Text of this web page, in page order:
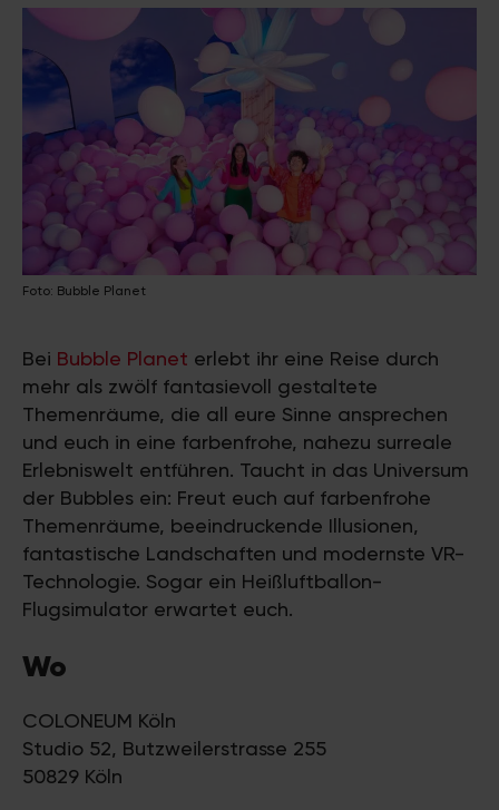
Foto: Bubble Planet
Bei Bubble Planet erlebt ihr eine Reise durch
mehr als zwölf fantasievoll gestaltete
Themenräume, die all eure Sinne ansprechen
und euch in eine farbenfrohe, nahezu surreale
Erlebniswelt entführen. Taucht in das Universum
der Bubbles ein: Freut euch auf farbenfrohe
Themenräume, beeindruckende Illusionen,
fantastische Landschaften und modernste VR-
Technologie. Sogar ein Heißluftballon-
Flugsimulator erwartet euch.
Wo
COLONEUM Köln
Studio 52, Butzweilerstrasse 255
50829 Köln